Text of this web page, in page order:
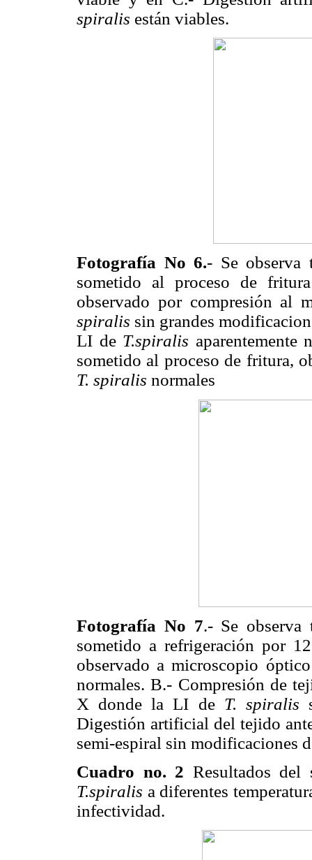
spiralis están viables.
Fotografía No 6.- Se observa
sometido al proceso de
observado por compresión al
spiralis sin grandes
LI de T.spiralis
sometido al proceso de fritura,
T. spiralis normales
Fotografía No 7.- Se
sometido a refrigeración por
observado a microscopio
normales. B.- Compresión de
X donde la LI de T. spiralis
Digestión artificial del tejido
semi-espiral sin modificaciones
Cuadro no. 2 Resultados del
T.spiralis a diferentes
infectividad.